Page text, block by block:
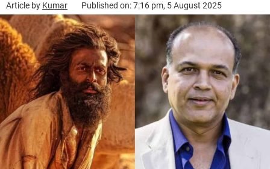
Article by Kumar Published on: 7:16 pm, 5 August 2025